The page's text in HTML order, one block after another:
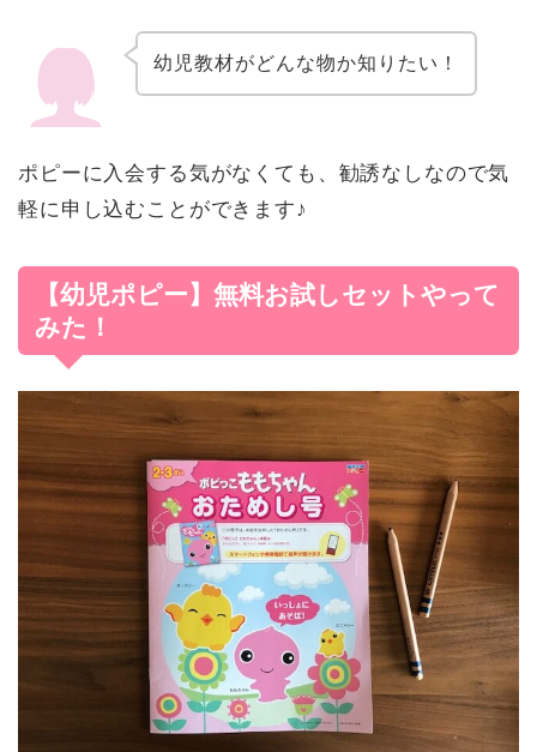
幼児教材がどんな物か知りたい！
ポピーに入会する気がなくても、勧誘なしなので気
軽に申し込むことができます♪
【幼児ポピー】無料お試しセットやって
みた！